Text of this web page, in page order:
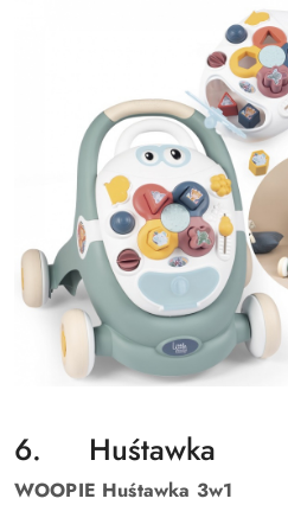
6. Huśtawka
WOOPIE Huśtawka 3w1